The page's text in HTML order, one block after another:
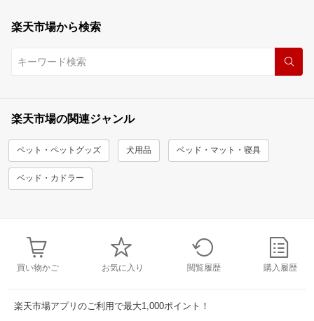
楽天市場から検索
楽天市場の関連ジャンル
ペット・ペットグッズ 犬用品 ベッド・マット・寝具
ベッド・カドラー
買い物かご お気に入り 閲覧履歴 購入履歴
楽天市場アプリのご利用で最大1,000ポイント！